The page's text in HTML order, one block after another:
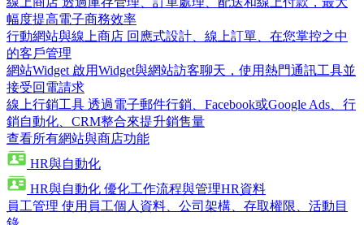
幅度提高電子商務效率
行動網站與線上商店 回應式設計、線上訂單、在您掌控之中
的客戶管理
網站Widget 啟用Widget與網站訪客聊天，使用熱門通訊工具並
接受回電請求
線上行銷工具 透過電子郵件行銷、Facebook或Google Ads、行
銷自動化、CRM整合來提升銷售量
查看所有網站與商店功能
HR與自動化
HR與自動化 優化工作流程與管理HR資料
員工管理 使用員工個人資料、公司架構、存取權限、活動目